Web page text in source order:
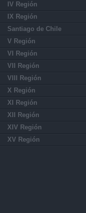
IV Región
IX Región
Santiago de Chile
V Región
VI Región
VII Región
VIII Región
X Región
XI Región
XII Región
XIV Región
XV Región